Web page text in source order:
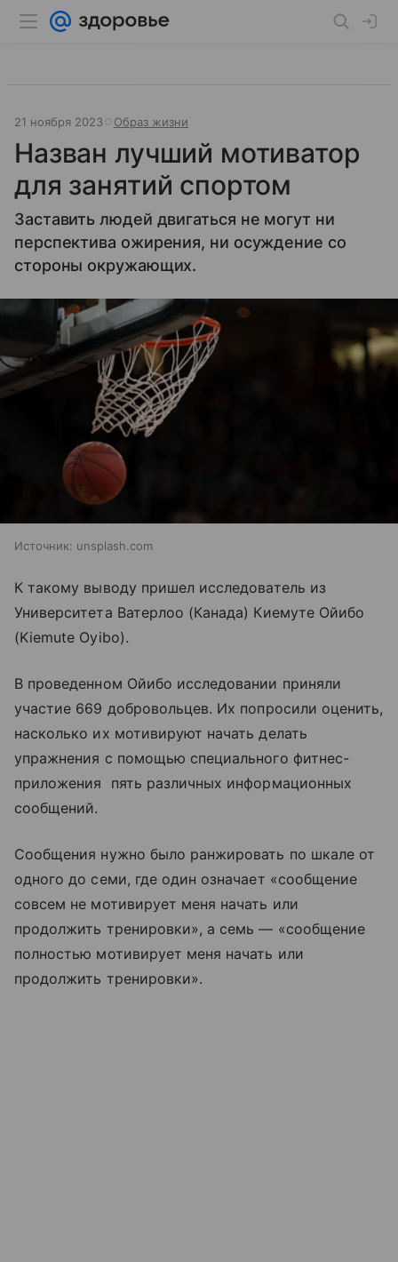
21 ноября 2023 Образ жизни
Назван лучший мотиватор
для занятий спортом
Заставить людей двигаться не могут ни
перспектива ожирения, ни осуждение со
стороны окружающих.
Источник: unsplash.com
К такому выводу пришел исследователь из
Университета Ватерлоо (Канада) Киемуте Ойибо
(Kiemute Oyibo).
В проведенном Ойибо исследовании приняли
участие 669 добровольцев. Их попросили оценить,
насколько их мотивируют начать делать
упражнения с помощью специального фитнес-
приложения пять различных информационных
сообщений.
Сообщения нужно было ранжировать по шкале от
одного до семи, где один означает «сообщение
совсем не мотивирует меня начать или
продолжить тренировки», а семь — «сообщение
полностью мотивирует меня начать или
продолжить тренировки».